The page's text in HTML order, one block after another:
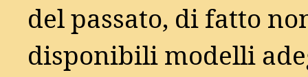
del passato, di fatto
disponibili modelli